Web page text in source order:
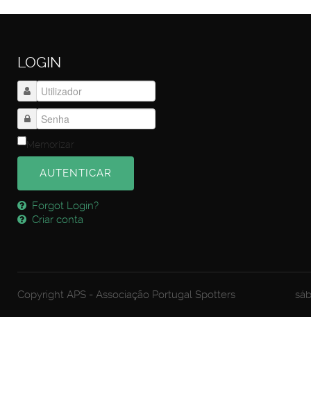
LOGIN
Memorizar
AUTENTICAR
Forgot Login?
Criar conta
Copyright APS - Associação Portugal Spotters